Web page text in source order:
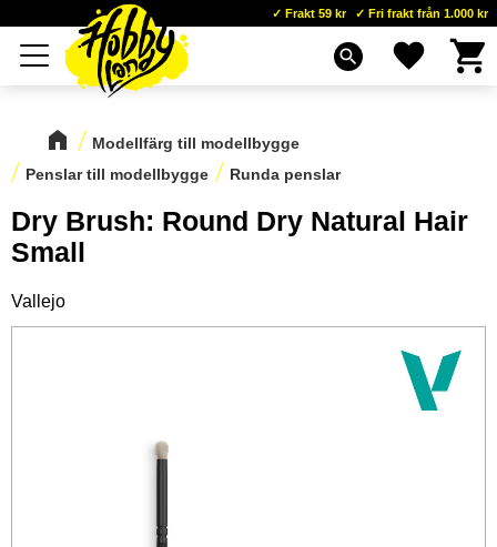
Meny
Frakt 59 kr Fri frakt från 1.000 kr
search Favoriter
Modellfärg till modellbygge
Penslar till modellbygge
Runda penslar
Dry Brush: Round Dry Natural Hair
Small
Vallejo